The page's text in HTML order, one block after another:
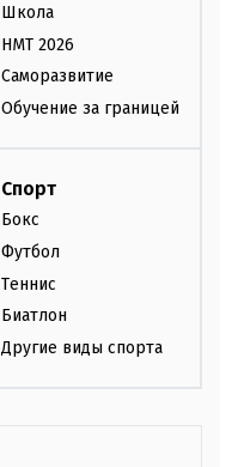
Школа
НМТ 2026
Саморазвитие
Обучение за границей
Спорт
Бокс
Футбол
Теннис
Биатлон
Другие виды спорта